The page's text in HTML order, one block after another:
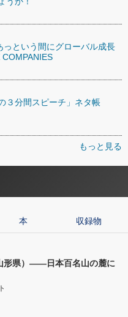
という間にグローバル成長
３分間スピーチ」ネタ帳
もっと見る
本 収録物
県）――日本百名山の麓に